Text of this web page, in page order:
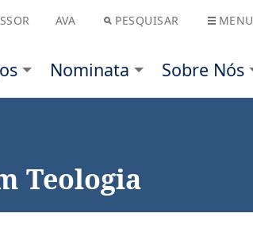
AVA PESQUISAR MENU
Teologia